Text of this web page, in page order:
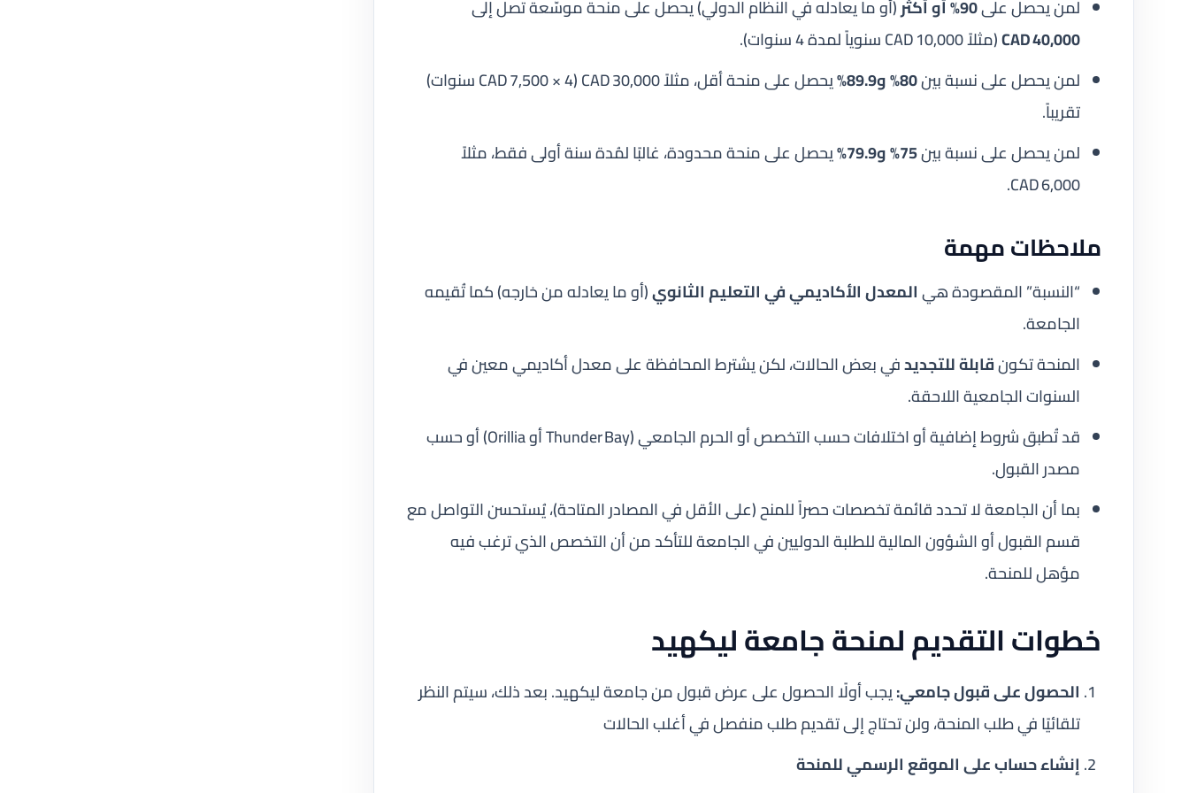
لمن يحصل على90% أو أكثر
(أو ما يعادله في النظام الدولي) يحصل على منحة موسّعة تصل إلى
CAD 40,000(مثلاً CAD 10,000 سنوياً لمدة 4 سنوات).
لمن يحصل على نسبة بين80% و89.9%
يحصل على منحة أقل، مثلاً CAD 30,000 (CAD 7,500 × 4 سنوات)
تقريباً.
لمن يحصل على نسبة بين75% و79.9%
يحصل على منحة محدودة، غالبًا لمُدة سنة أولى فقط، مثلاً
CAD 6,000.
ملاحظات مهمة
“النسبة” المقصودة هيالمعدل الأكاديمي في التعليم الثانوي(أو ما يعادله من خارجه) كما تُقيمه
الجامعة.
المنحة تكونقابلة للتجديدفي بعض الحالات، لكن يشترط المحافظة على معدل أكاديمي معين في
السنوات الجامعية اللاحقة.
قد تُطبق شروط إضافية أو اختلافات حسب التخصص أو الحرم الجامعي (Thunder Bay أو Orillia) أو حسب
مصدر القبول.
بما أن الجامعة لا تحدد قائمة تخصصات حصراً للمنح (على الأقل في المصادر المتاحة)، يُستحسن التواصل مع
قسم القبول أو الشؤون المالية للطلبة الدوليين في الجامعة للتأكد من أن التخصص الذي ترغب فيه
مؤهل للمنحة.
خطوات التقديم لمنحة جامعة ليكهيد
الحصول على قبول جامعي:يجب أولًا الحصول على عرض قبول من جامعة ليكهيد. بعد ذلك، سيتم النظر
تلقائيًا في طلب المنحة، ولن تحتاج إلى تقديم طلب منفصل في أغلب الحالات
إنشاء حساب على الموقع الرسمي للمنحة